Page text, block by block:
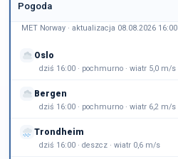
Pogoda
MET Norway · aktualizacja 08.08.2026 16:00
Oslo
dziś 16:00 · pochmurno · wiatr 5,0 m/s
Bergen
dziś 16:00 · pochmurno · wiatr 6,2 m/s
Trondheim
dziś 16:00 · deszcz · wiatr 0,6 m/s